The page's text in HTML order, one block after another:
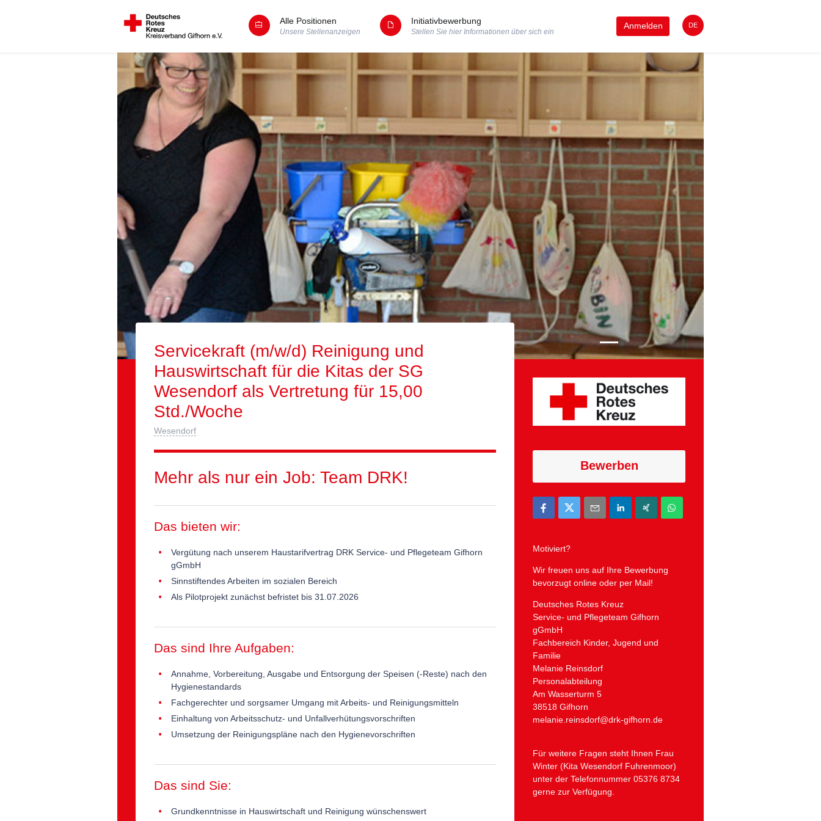
Anmelden DE
Alle Positionen
Unsere Stellenanzeigen
Initiativbewerbung
Stellen Sie hier Informationen über sich ein
Servicekraft (m/w/d) Reinigung und
Hauswirtschaft für die Kitas der SG
Wesendorf als Vertretung für 15,00
Std./Woche
Wesendorf
Mehr als nur ein Job: Team DRK!
Das bieten wir:
Vergütung nach unserem Haustarifvertrag DRK Service- und Pflegeteam Gifhorn
gGmbH
Sinnstiftendes Arbeiten im sozialen Bereich
Als Pilotprojekt zunächst befristet bis 31.07.2026
Das sind Ihre Aufgaben:
Annahme, Vorbereitung, Ausgabe und Entsorgung der Speisen (-Reste) nach den
Hygienestandards
Fachgerechter und sorgsamer Umgang mit Arbeits- und Reinigungsmitteln
Einhaltung von Arbeitsschutz- und Unfallverhütungsvorschriften
Umsetzung der Reinigungspläne nach den Hygienevorschriften
Das sind Sie:
Grundkenntnisse in Hauswirtschaft und Reinigung wünschenswert
Bewerben
Motiviert?
Wir freuen uns auf Ihre Bewerbung
bevorzugt online oder per Mail!
Deutsches Rotes Kreuz
Service- und Pflegeteam Gifhorn
gGmbH
Fachbereich Kinder, Jugend und
Familie
Melanie Reinsdorf
Personalabteilung
Am Wasserturm 5
38518 Gifhorn
melanie.reinsdorf@drk-gifhorn.de
Für weitere Fragen steht Ihnen Frau
Winter (Kita Wesendorf Fuhrenmoor)
unter der Telefonnummer 05376 8734
gerne zur Verfügung.